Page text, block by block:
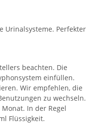
Urinalsysteme. Perfekter
beachten. Die
einfüllen.
Wir empfehlen, die
zu wechseln.
In der Regel
Flüssigkeit.